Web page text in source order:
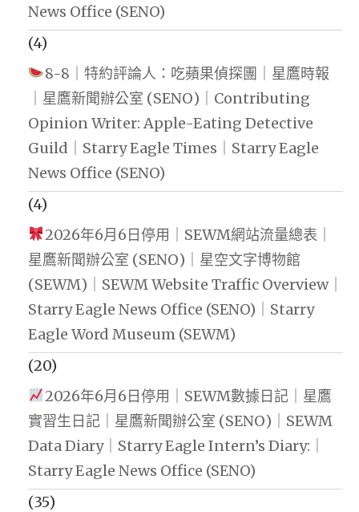
News Office (SENO)
(4)
8-8｜特約評論人：吃蘋果偵探團｜星鷹時報
｜星鷹新聞辦公室 (SENO)｜Contributing
Opinion Writer: Apple-Eating Detective
Guild｜Starry Eagle Times｜Starry Eagle
News Office (SENO)
(4)
2026年6月6日停用｜SEWM網站流量總表｜
星鷹新聞辦公室 (SENO)｜星空文字博物館
(SEWM)｜SEWM Website Traffic Overview｜
Starry Eagle News Office (SENO)｜Starry
Eagle Word Museum (SEWM)
(20)
2026年6月6日停用｜SEWM數據日記｜星鷹
實習生日記｜星鷹新聞辦公室 (SENO)｜SEWM
Data Diary｜Starry Eagle Intern’s Diary:｜
Starry Eagle News Office (SENO)
(35)